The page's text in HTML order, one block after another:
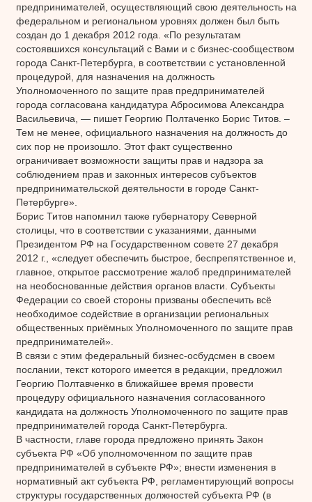
предпринимателей, осуществляющий свою деятельность на
федеральном и региональном уровнях должен был быть
создан до 1 декабря 2012 года. «По результатам
состоявшихся консультаций с Вами и с бизнес-сообществом
города Санкт-Петербурга, в соответствии с установленной
процедурой, для назначения на должность
Уполномоченного по защите прав предпринимателей
города согласована кандидатура Абросимова Александра
Васильевича, — пишет Георгию Полтаченко Борис Титов. –
Тем не менее, официального назначения на должность до
сих пор не произошло. Этот факт существенно
ограничивает возможности защиты прав и надзора за
соблюдением прав и законных интересов субъектов
предпринимательской деятельности в городе Санкт-
Петербурге».
Борис Титов напомнил также губернатору Северной
столицы, что в соответствии с указаниями, данными
Президентом РФ на Государственном совете 27 декабря
2012 г., «следует обеспечить быстрое, беспрепятственное и,
главное, открытое рассмотрение жалоб предпринимателей
на необоснованные действия органов власти. Субъекты
Федерации со своей стороны призваны обеспечить всё
необходимое содействие в организации региональных
общественных приёмных Уполномоченного по защите прав
предпринимателей».
В связи с этим федеральный бизнес-осбудсмен в своем
послании, текст которого имеется в редакции, предложил
Георгию Полтавченко в ближайшее время провести
процедуру официального назначения согласованного
кандидата на должность Уполномоченного по защите прав
предпринимателей города Санкт-Петербурга.
В частности, главе города предложено принять Закон
субъекта РФ «Об уполномоченном по защите прав
предпринимателей в субъекте РФ»; внести изменения в
нормативный акт субъекта РФ, регламентирующий вопросы
структуры государственных должностей субъекта РФ (в